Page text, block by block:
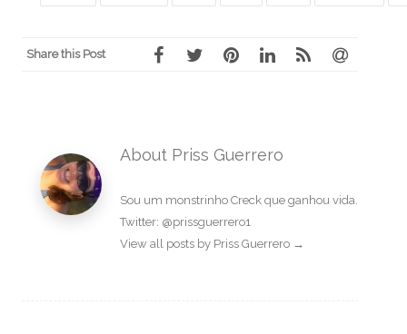
Share this Post
About Priss Guerrero
Sou um monstrinho Creck que ganhou vida.
Twitter: @prissguerrero1
View all posts by Priss Guerrero →